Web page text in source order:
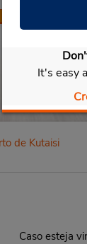
It's easy
de Kutaisi
Caso esteja